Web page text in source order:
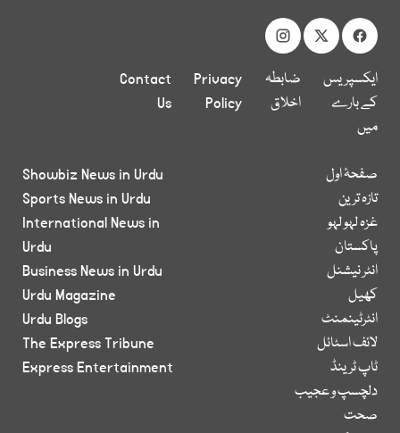
ایکسپریس
کے بارے
میں
ضابطہ
اخلاق
Privacy
Policy
Contact
Us
صفحۂ اول
تازہ ترین
غزہ لہو لہو
پاکستان
انٹر نیشنل
کھیل
انٹرٹینمنٹ
لائف اسٹائل
ٹاپ ٹرینڈ
دلچسپ و عجیب
صحت
Showbiz News in Urdu
Sports News in Urdu
International News in
Urdu
Business News in Urdu
Urdu Magazine
Urdu Blogs
The Express Tribune
Express Entertainment